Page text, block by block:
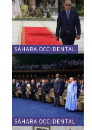
SÁHARA OCCIDENTAL
SÁHARA OCCIDENTAL